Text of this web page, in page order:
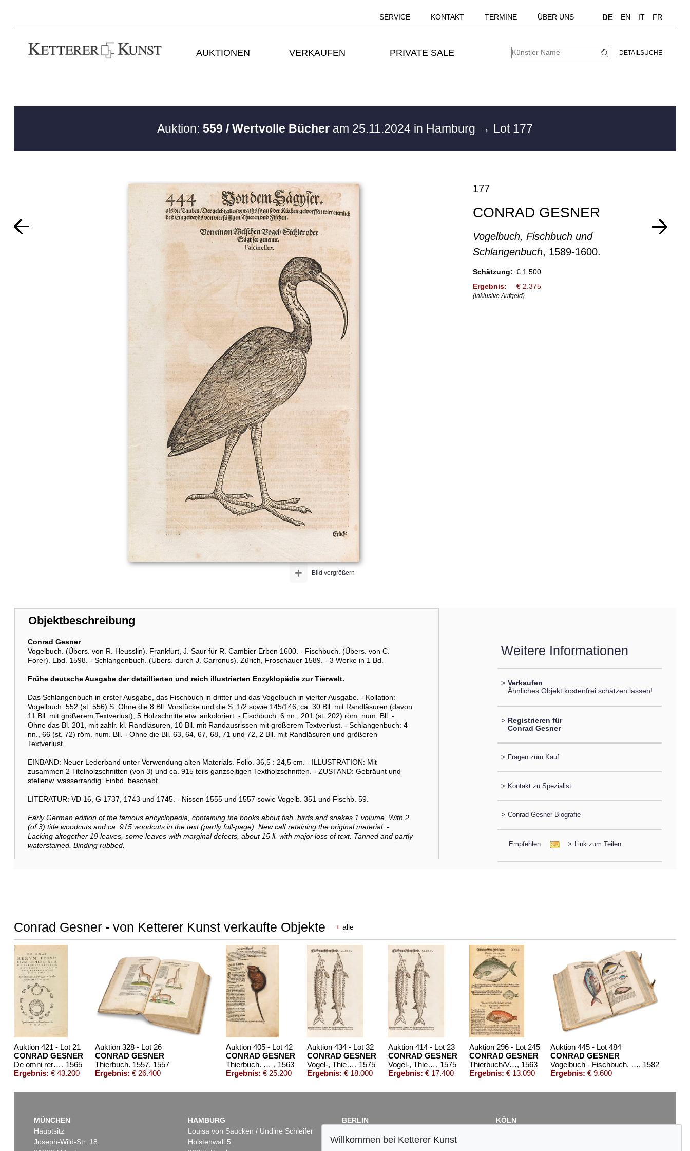
SERVICE KONTAKT TERMINE ÜBER UNS DE EN IT FR
AUKTIONEN VERKAUFEN PRIVATE SALE DETAILSUCHE
Auktion: 559 / Wertvolle Bücheram 25.11.2024 in Hamburg → Lot 177
Bild vergrößern
+
177
CONRAD GESNER
Vogelbuch, Fischbuch und
Schlangenbuch, 1589-1600.
Schätzung: € 1.500
Ergebnis:
€ 2.375
(inklusive Aufgeld)
Objektbeschreibung
Conrad Gesner
Vogelbuch. (Übers. von R. Heusslin). Frankfurt, J. Saur für R. Cambier Erben 1600. - Fischbuch. (Übers. von C.
Forer). Ebd. 1598. - Schlangenbuch. (Übers. durch J. Carronus). Zürich, Froschauer 1589. - 3 Werke in 1 Bd.
Frühe deutsche Ausgabe der detaillierten und reich illustrierten Enzyklopädie zur Tierwelt.
Das Schlangenbuch in erster Ausgabe, das Fischbuch in dritter und das Vogelbuch in vierter Ausgabe. - Kollation:
Vogelbuch: 552 (st. 556) S. Ohne die 8 Bll. Vorstücke und die S. 1/2 sowie 145/146; ca. 30 Bll. mit Randläsuren (davon
11 Bll. mit größerem Textverlust), 5 Holzschnitte etw. ankoloriert. - Fischbuch: 6 nn., 201 (st. 202) röm. num. Bll. -
Ohne das Bl. 201, mit zahlr. kl. Randläsuren, 10 Bll. mit Randausrissen mit größerem Textverlust. - Schlangenbuch: 4
nn., 66 (st. 72) röm. num. Bll. - Ohne die Bll. 63, 64, 67, 68, 71 und 72, 2 Bll. mit Randläsuren und größeren
Textverlust.
EINBAND: Neuer Lederband unter Verwendung alten Materials. Folio. 36,5 : 24,5 cm. - ILLUSTRATION: Mit
zusammen 2 Titelholzschnitten (von 3) und ca. 915 teils ganzseitigen Textholzschnitten. - ZUSTAND: Gebräunt und
stellenw. wasserrandig. Einbd. beschabt.
LITERATUR: VD 16, G 1737, 1743 und 1745. - Nissen 1555 und 1557 sowie Vogelb. 351 und Fischb. 59.
Early German edition of the famous encyclopedia, containing the books about fish, birds and snakes 1 volume. With 2
(of 3) title woodcuts and ca. 915 woodcuts in the text (partly full-page). New calf retaining the original material. -
Lacking altogether 19 leaves, some leaves with marginal defects, about 15 ll. with major loss of text. Tanned and partly
waterstained. Binding rubbed.
Weitere Informationen
> Verkaufen
Ähnliches Objekt kostenfrei schätzen lassen!
> Registrieren für
Conrad Gesner
> Fragen zum Kauf
> Kontakt zu Spezialist
> Conrad Gesner Biografie
Empfehlen > Link zum Teilen
Conrad Gesner - von Ketterer Kunst verkaufte Objekte + alle
Auktion 421 - Lot 21
CONRAD GESNER
De omni rerum fossilium genere. 1565. , 1565
Ergebnis: € 43.200
Auktion 328 - Lot 26
CONRAD GESNER
Thierbuch. 1557, 1557
Ergebnis: € 26.400
Auktion 405 - Lot 42
CONRAD GESNER
Thierbuch. 3 Teile in 1 Bd. 1563. , 1563
Ergebnis: € 25.200
Auktion 434 - Lot 32
CONRAD GESNER
Vogel-, Thier-, Fisch- und Schlangenbuch , 1575
Ergebnis: € 18.000
Auktion 414 - Lot 23
CONRAD GESNER
Vogel-, Thier-, Fisch- und Schlangenbuch, 1575-89. , 1575
Ergebnis: € 17.400
Auktion 296 - Lot 245
CONRAD GESNER
Thierbuch/Vogelbuch/Fischbuch, 1563
Ergebnis: € 13.090
Auktion 445 - Lot 484
CONRAD GESNER
Vogelbuch - Fischbuch. 2 in 1 Bd., 1582
Ergebnis: € 9.600
MÜNCHEN
Hauptsitz
Joseph-Wild-Str. 18
HAMBURG
Louisa von Saucken / Undine Schleifer
Holstenwall 5
BERLIN
Fasanenstr. 70
KÖLN
Willkommen bei Ketterer Kunst